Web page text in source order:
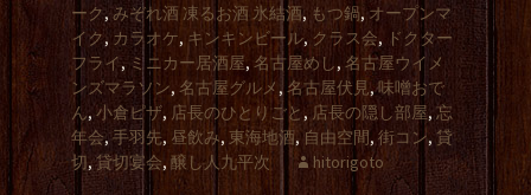
ーク,みぞれ酒 凍るお酒 氷結酒, もつ鍋,オープンマ
イク, カラオケ, キンキンビール, クラス会, ドクター
フライ, ミニカー居酒屋, 名古屋めし, 名古屋ウイメ
ンズマラソン, 名古屋グルメ , 名古屋伏見,味噌おで
ん,小倉ピザ, 店長のひとりごと , 店長の隠し部屋,忘
年会,手羽先, 昼飲み, 東海地酒,自由空間, 街コン, 貸
切,貸切宴会, 醸し人九平次 hitorigoto